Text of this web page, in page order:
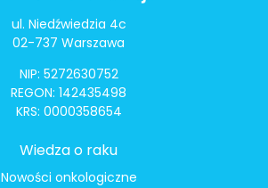
ul. Niedźwiedzia 4c
02-737 Warszawa
NIP: 5272630752
REGON: 142435498
KRS: 0000358654
Wiedza o raku
Nowości onkologiczne